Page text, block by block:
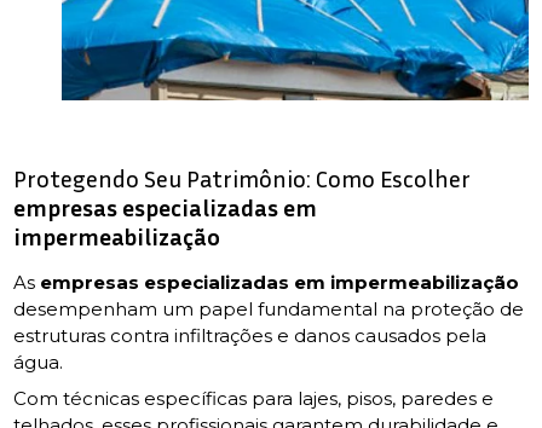
Protegendo Seu Patrimônio: Como Escolher
empresas especializadas em
impermeabilização
As empresas especializadas em impermeabilização
desempenham um papel fundamental na proteção de
estruturas contra infiltrações e danos causados pela
água.
Com técnicas específicas para lajes, pisos, paredes e